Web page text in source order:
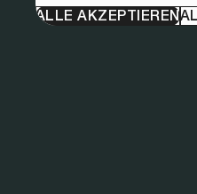
ALLE AKZEPTIEREN